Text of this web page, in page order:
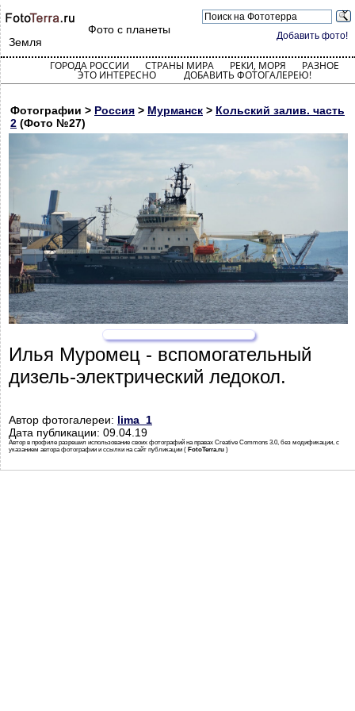
Добавить фото!
Фото с планеты
Земля
ГОРОДА РОССИИ СТРАНЫ МИРА РЕКИ, МОРЯ РАЗНОЕ
ЭТО ИНТЕРЕСНО ДОБАВИТЬ ФОТОГАЛЕРЕЮ!
Фотографии > Россия > Мурманск > Кольский залив. часть
2 (Фото №27)
Илья Муромец - вспомогательный
дизель-электрический ледокол.
Автор фотогалереи: lima_1
Дата публикации: 09.04.19
Автор в профиле разрешил использование своих фотографий на правах Creative Commons 3.0, без модификации, с
указанием автора фотографии и ссылки на сайт публикации ( FotoTerra.ru )